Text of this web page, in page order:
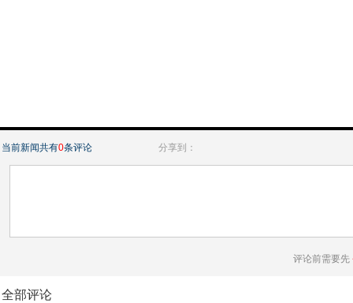
当前新闻共有0条评论 分享到：
评论前需要先
全部评论